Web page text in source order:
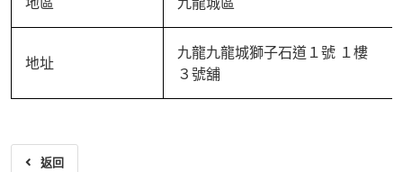
地址
九龍九龍城獅子石道１號 １樓
３號舖
返回